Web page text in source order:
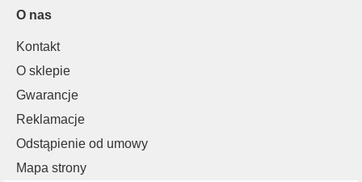
O nas
Kontakt
O sklepie
Gwarancje
Reklamacje
Odstąpienie od umowy
Mapa strony